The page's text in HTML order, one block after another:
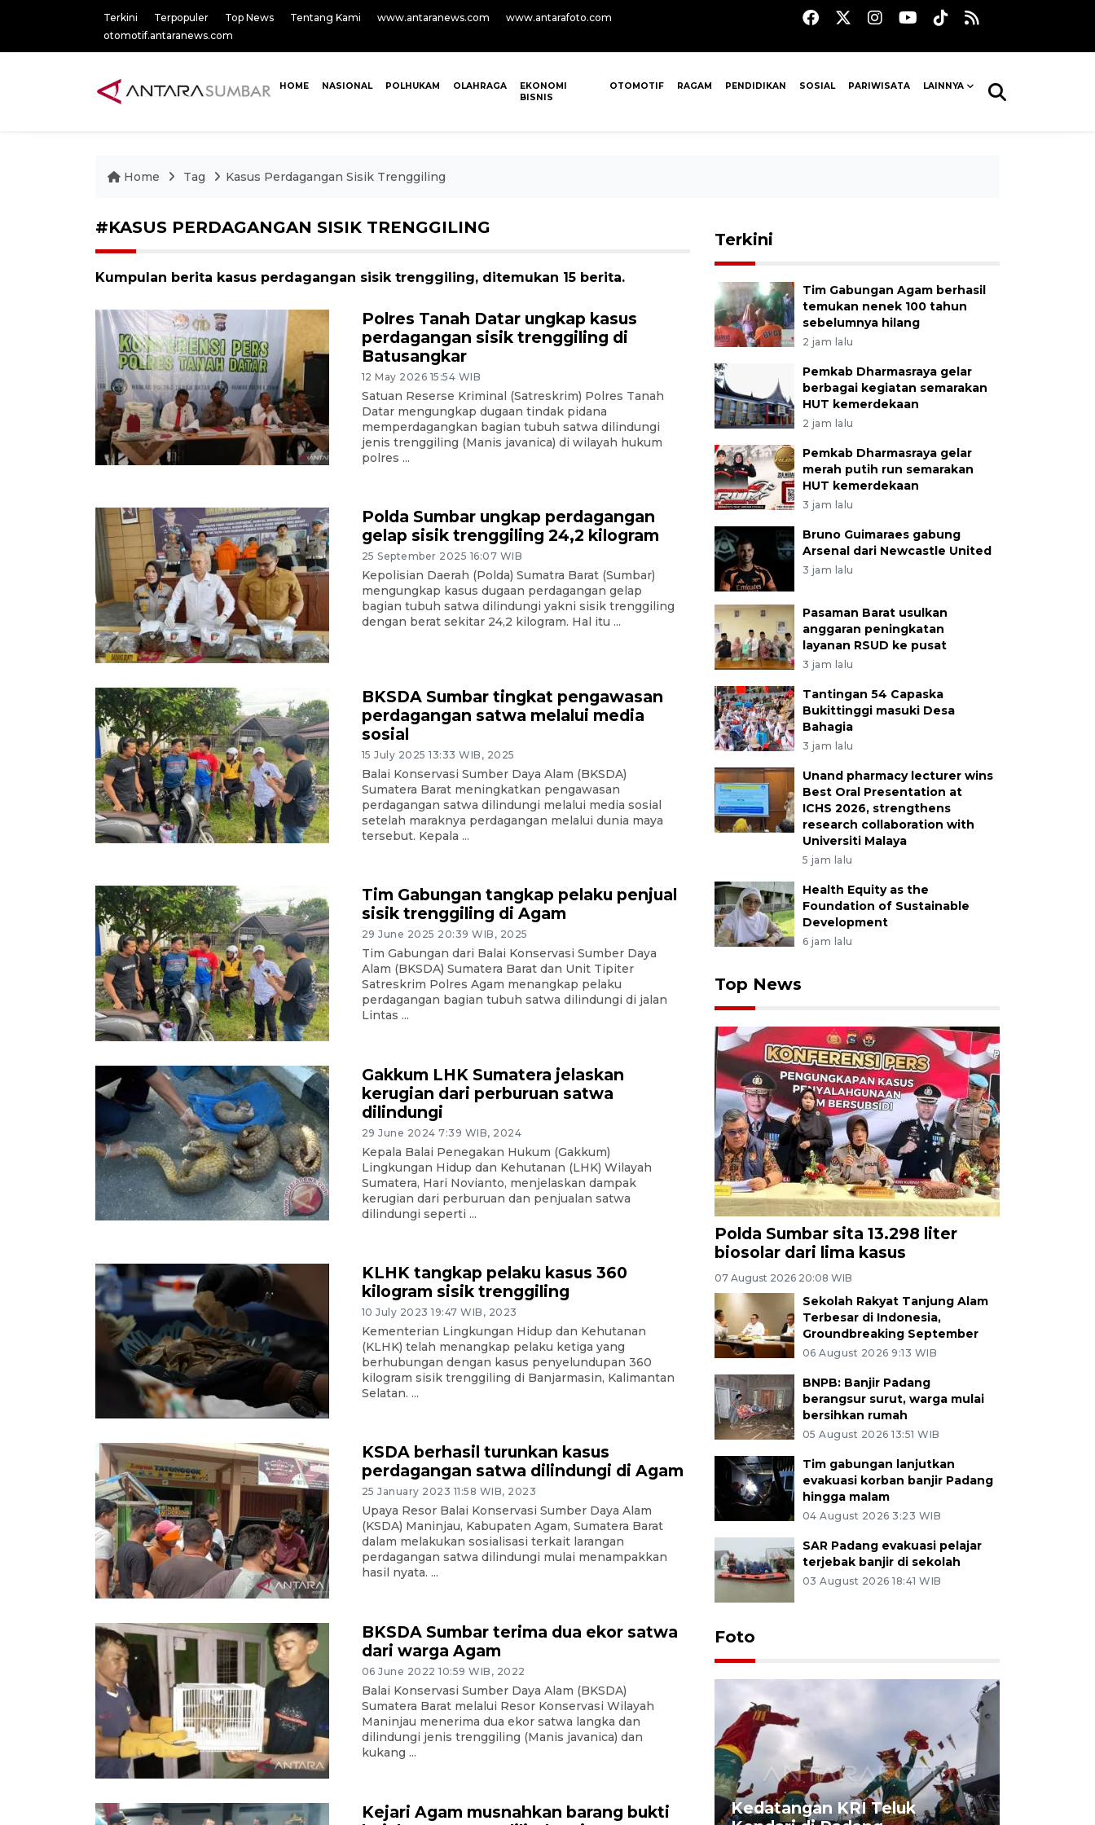
Terkini Terpopuler Top News Tentang Kami www.antaranews.com
www.antarafoto.com
otomotif.antaranews.com
HOME NASIONAL POLHUKAM OLAHRAGA
EKONOMI
BISNIS
OTOMOTIF RAGAM PENDIDIKAN SOSIAL PARIWISATA LAINNYA
Home Tag Kasus Perdagangan Sisik Trenggiling
#KASUS PERDAGANGAN SISIK TRENGGILING
Kumpulan berita kasus perdagangan sisik trenggiling, ditemukan 15 berita.
Polres Tanah Datar ungkap kasus
perdagangan sisik trenggiling di
Batusangkar
12 May 2026 15:54 WIB
Satuan Reserse Kriminal (Satreskrim) Polres Tanah
Datar mengungkap dugaan tindak pidana
memperdagangkan bagian tubuh satwa dilindungi
jenis trenggiling (Manis javanica) di wilayah hukum
polres ...
Polda Sumbar ungkap perdagangan
gelap sisik trenggiling 24,2 kilogram
25 September 2025 16:07 WIB
Kepolisian Daerah (Polda) Sumatra Barat (Sumbar)
mengungkap kasus dugaan perdagangan gelap
bagian tubuh satwa dilindungi yakni sisik trenggiling
dengan berat sekitar 24,2 kilogram. Hal itu ...
BKSDA Sumbar tingkat pengawasan
perdagangan satwa melalui media
sosial
15 July 2025 13:33 WIB, 2025
Balai Konservasi Sumber Daya Alam (BKSDA)
Sumatera Barat meningkatkan pengawasan
perdagangan satwa dilindungi melalui media sosial
setelah maraknya perdagangan melalui dunia maya
tersebut. Kepala ...
Tim Gabungan tangkap pelaku penjual
sisik trenggiling di Agam
29 June 2025 20:39 WIB, 2025
Tim Gabungan dari Balai Konservasi Sumber Daya
Alam (BKSDA) Sumatera Barat dan Unit Tipiter
Satreskrim Polres Agam menangkap pelaku
perdagangan bagian tubuh satwa dilindungi di jalan
Lintas ...
Gakkum LHK Sumatera jelaskan
kerugian dari perburuan satwa
dilindungi
29 June 2024 7:39 WIB, 2024
Kepala Balai Penegakan Hukum (Gakkum)
Lingkungan Hidup dan Kehutanan (LHK) Wilayah
Sumatera, Hari Novianto, menjelaskan dampak
kerugian dari perburuan dan penjualan satwa
dilindungi seperti ...
KLHK tangkap pelaku kasus 360
kilogram sisik trenggiling
10 July 2023 19:47 WIB, 2023
Kementerian Lingkungan Hidup dan Kehutanan
(KLHK) telah menangkap pelaku ketiga yang
berhubungan dengan kasus penyelundupan 360
kilogram sisik trenggiling di Banjarmasin, Kalimantan
Selatan. ...
KSDA berhasil turunkan kasus
perdagangan satwa dilindungi di Agam
25 January 2023 11:58 WIB, 2023
Upaya Resor Balai Konservasi Sumber Daya Alam
(KSDA) Maninjau, Kabupaten Agam, Sumatera Barat
dalam melakukan sosialisasi terkait larangan
perdagangan satwa dilindungi mulai menampakkan
hasil nyata. ...
BKSDA Sumbar terima dua ekor satwa
dari warga Agam
06 June 2022 10:59 WIB, 2022
Balai Konservasi Sumber Daya Alam (BKSDA)
Sumatera Barat melalui Resor Konservasi Wilayah
Maninjau menerima dua ekor satwa langka dan
dilindungi jenis trenggiling (Manis javanica) dan
kukang ...
Kejari Agam musnahkan barang bukti
Terkini
Tim Gabungan Agam berhasil
temukan nenek 100 tahun
sebelumnya hilang
2 jam lalu
Pemkab Dharmasraya gelar
berbagai kegiatan semarakan
HUT kemerdekaan
2 jam lalu
Pemkab Dharmasraya gelar
merah putih run semarakan
HUT kemerdekaan
3 jam lalu
Bruno Guimaraes gabung
Arsenal dari Newcastle United
3 jam lalu
Pasaman Barat usulkan
anggaran peningkatan
layanan RSUD ke pusat
3 jam lalu
Tantingan 54 Capaska
Bukittinggi masuki Desa
Bahagia
3 jam lalu
Unand pharmacy lecturer wins
Best Oral Presentation at
ICHS 2026, strengthens
research collaboration with
Universiti Malaya
5 jam lalu
Health Equity as the
Foundation of Sustainable
Development
6 jam lalu
Top News
Polda Sumbar sita 13.298 liter
biosolar dari lima kasus
07 August 2026 20:08 WIB
Sekolah Rakyat Tanjung Alam
Terbesar di Indonesia,
Groundbreaking September
06 August 2026 9:13 WIB
BNPB: Banjir Padang
berangsur surut, warga mulai
bersihkan rumah
05 August 2026 13:51 WIB
Tim gabungan lanjutkan
evakuasi korban banjir Padang
hingga malam
04 August 2026 3:23 WIB
SAR Padang evakuasi pelajar
terjebak banjir di sekolah
03 August 2026 18:41 WIB
Foto
Penggantian konstruksi jalan
Kedatangan KRI Teluk